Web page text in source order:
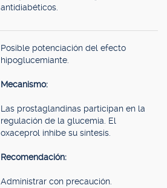
antidiabéticos.
Posible potenciación del efecto
hipoglucemiante.
Mecanismo:
Las prostaglandinas participan en la
regulación de la glucemia. El
oxaceprol inhibe su síntesis.
Recomendación:
Administrar con precaución.